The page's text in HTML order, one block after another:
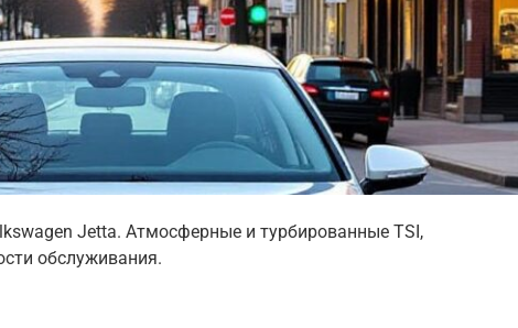
Jetta. Атмосферные и турбированные TSI,
обслуживания.